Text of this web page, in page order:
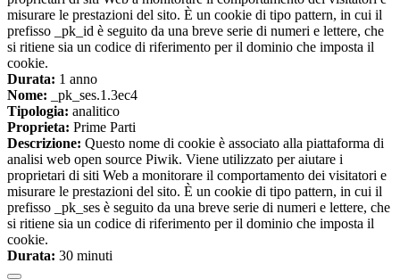
misurare le prestazioni del sito. È un cookie di tipo pattern, in cui il
prefisso _pk_id è seguito da una breve serie di numeri e lettere, che
si ritiene sia un codice di riferimento per il dominio che imposta il
cookie.
Durata: 1 anno
Nome: _pk_ses.1.3ec4
Tipologia: analitico
Proprieta: Prime Parti
Descrizione: Questo nome di cookie è associato alla piattaforma di
analisi web open source Piwik. Viene utilizzato per aiutare i
proprietari di siti Web a monitorare il comportamento dei visitatori e
misurare le prestazioni del sito. È un cookie di tipo pattern, in cui il
prefisso _pk_ses è seguito da una breve serie di numeri e lettere, che
si ritiene sia un codice di riferimento per il dominio che imposta il
cookie.
Durata: 30 minuti